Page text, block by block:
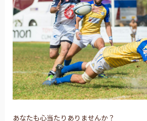
あなたも心当たりありませんか？